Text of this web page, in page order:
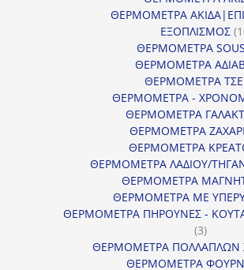
ΘΕΡΜΟΜΕΤΡΑ
ΕΞΟΠΛΙΣΜΟΣ
ΘΕΡΜΟΜΕΤΡΑ SOUS
ΘΕΡΜΟΜΕΤΡΑ
ΘΕΡΜΟΜΕΤΡΑ
ΘΕΡΜΟΜΕΤΡΑ -
ΘΕΡΜΟΜΕΤΡΑ
ΘΕΡΜΟΜΕΤΡΑ
ΘΕΡΜΟΜΕΤΡΑ
ΘΕΡΜΟΜΕΤΡΑ ΛΑΔΙΟΥ/
ΘΕΡΜΟΜΕΤΡΑ
ΘΕΡΜΟΜΕΤΡΑ ΜΕ
ΘΕΡΜΟΜΕΤΡΑ ΠΗΡΟΥΝΕΣ -
33
ΘΕΡΜΟΜΕΤΡΑ ΠΟΛΛΑΠΛΩΝ
ΘΕΡΜΟΜΕΤΡΑ